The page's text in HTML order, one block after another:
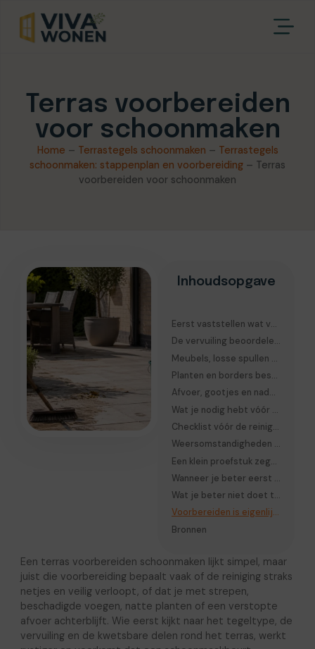
Terras voorbereiden
voor schoonmaken
Home – Terrastegels schoonmaken – Terrastegels
schoonmaken: stappenplan en voorbereiding – Terras
voorbereiden voor schoonmaken
Inhoudsopgave
Eerst vaststellen wat voor terras je hebt
De vervuiling beoordelen voordat je begint
Meubels, losse spullen en kwetsbare delen weghalen
Planten en borders beschermen
Afvoer, gootjes en naden vrijmaken
Wat je nodig hebt vóór je begint
Checklist vóór de reiniging
Weersomstandigheden en timing maken verschil
Een klein proefstuk zegt vaak meer dan een grote schoonmaak
Wanneer je beter eerst iets herstelt dan schoonmaakt
Wat je beter niet doet tijdens de voorbereiding
Voorbereiden is eigenlijk al de halve schoonmaak
Bronnen
Een terras voorbereiden schoonmaken lijkt simpel, maar
juist die voorbereiding bepaalt vaak of de reiniging straks
netjes en veilig verloopt, of dat je met strepen,
beschadigde voegen, natte planten of een verstopte
afvoer achterblijft. Wie eerst kijkt naar het tegeltype, de
vervuiling en de kwetsbare delen rond het terras, werkt